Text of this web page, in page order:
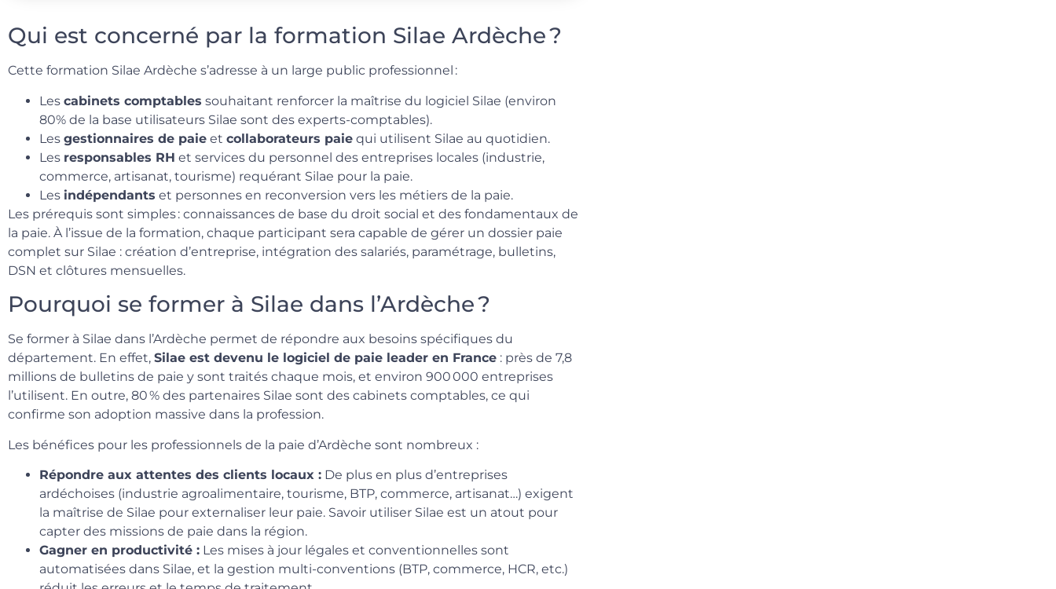
Qui est concerné par la formation Silae Ardèche ?
Cette formation Silae Ardèche s’adresse à un large public professionnel :
Les cabinets comptables souhaitant renforcer la maîtrise du logiciel Silae (environ
80% de la base utilisateurs Silae sont des experts-comptables).
Les gestionnaires de paie et collaborateurs paie qui utilisent Silae au quotidien.
Les responsables RH et services du personnel des entreprises locales (industrie,
commerce, artisanat, tourisme) requérant Silae pour la paie.
Les indépendants et personnes en reconversion vers les métiers de la paie.
Les prérequis sont simples : connaissances de base du droit social et des fondamentaux de
la paie. À l’issue de la formation, chaque participant sera capable de gérer un dossier paie
complet sur Silae : création d’entreprise, intégration des salariés, paramétrage, bulletins,
DSN et clôtures mensuelles.
Pourquoi se former à Silae dans l’Ardèche ?
Se former à Silae dans l’Ardèche permet de répondre aux besoins spécifiques du
département. En effet, Silae est devenu le logiciel de paie leader en France : près de 7,8
millions de bulletins de paie y sont traités chaque mois, et environ 900 000 entreprises
l’utilisent. En outre, 80 % des partenaires Silae sont des cabinets comptables, ce qui
confirme son adoption massive dans la profession.
Les bénéfices pour les professionnels de la paie d’Ardèche sont nombreux :
Répondre aux attentes des clients locaux : De plus en plus d’entreprises
ardéchoises (industrie agroalimentaire, tourisme, BTP, commerce, artisanat…) exigent
la maîtrise de Silae pour externaliser leur paie. Savoir utiliser Silae est un atout pour
capter des missions de paie dans la région.
Gagner en productivité : Les mises à jour légales et conventionnelles sont
automatisées dans Silae, et la gestion multi-conventions (BTP, commerce, HCR, etc.)